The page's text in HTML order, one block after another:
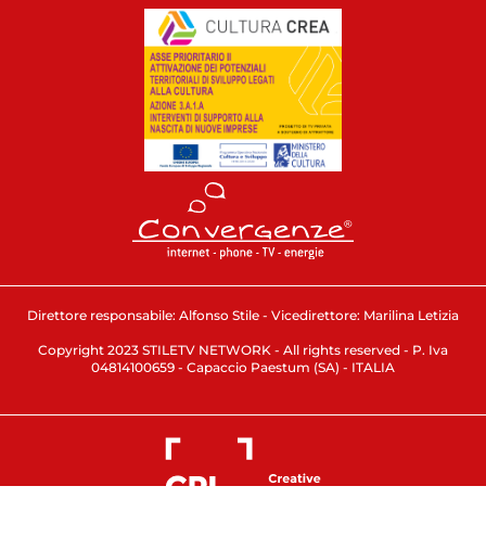
Direttore responsabile: Alfonso Stile - Vicedirettore: Marilina Letizia
Copyright 2023 STILETV NETWORK - All rights reserved - P. Iva
04814100659 - Capaccio Paestum (SA) - ITALIA